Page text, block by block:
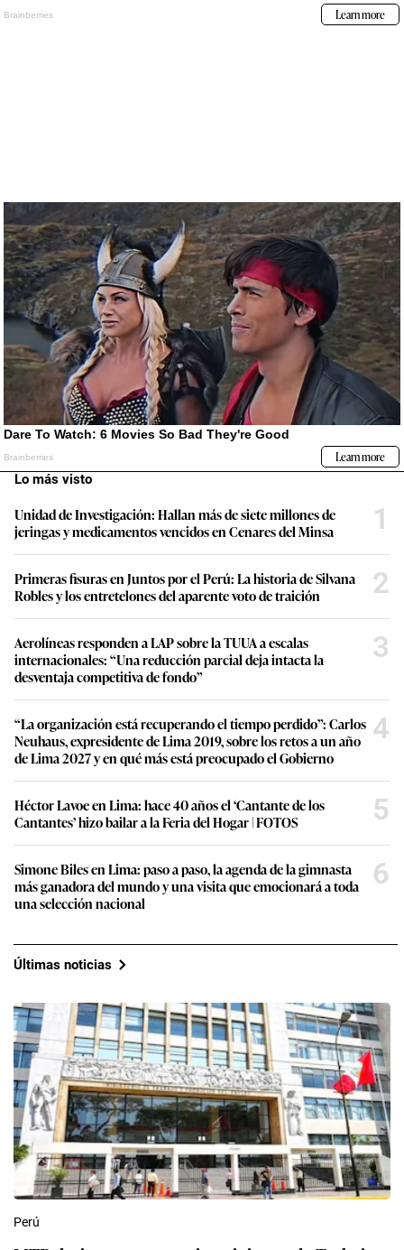
Lo más visto
Unidad de Investigación: Hallan más de siete millones de
jeringas y medicamentos vencidos en Cenares del Minsa
1
Primeras fisuras en Juntos por el Perú: La historia de Silvana
Robles y los entretelones del aparente voto de traición
2
Aerolíneas responden a LAP sobre la TUUA a escalas
internacionales: “Una reducción parcial deja intacta la
desventaja competitiva de fondo”
3
“La organización está recuperando el tiempo perdido”: Carlos
Neuhaus, expresidente de Lima 2019, sobre los retos a un año
de Lima 2027 y en qué más está preocupado el Gobierno
4
Héctor Lavoe en Lima: hace 40 años el ‘Cantante de los
Cantantes’ hizo bailar a la Feria del Hogar | FOTOS
5
Simone Biles en Lima: paso a paso, la agenda de la gimnasta
más ganadora del mundo y una visita que emocionará a toda
una selección nacional
6
Últimas noticias
Perú